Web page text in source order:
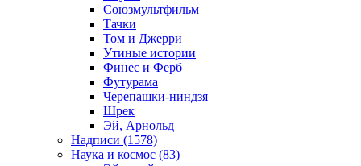
Союзмультфильм
Тачки
Том и Джерри
Утиные истории
Финес и Ферб
Футурама
Черепашки-ниндзя
Шрек
Эй, Арнольд
Надписи (1578)
Наука и космос (83)